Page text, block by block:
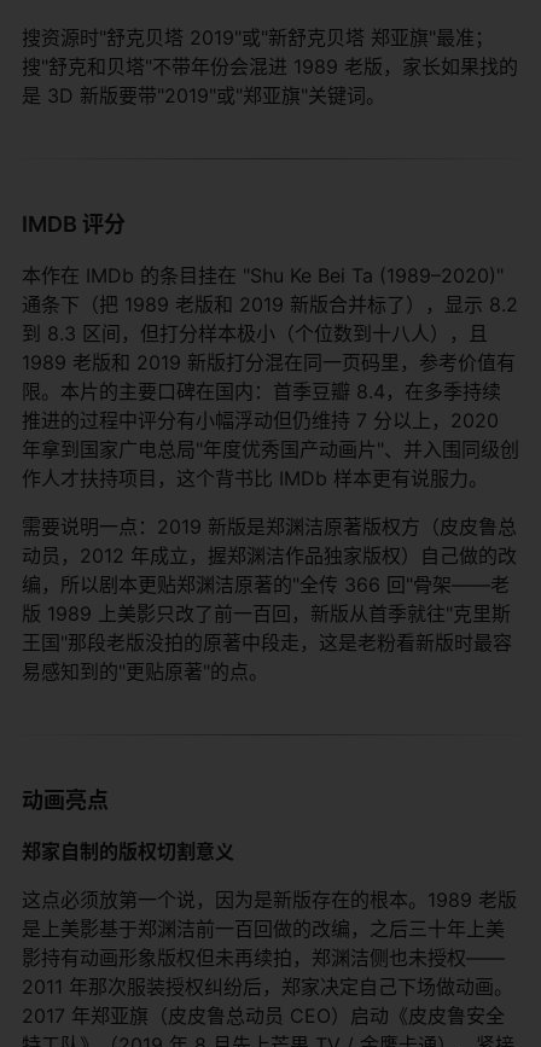
搜资源时"舒克贝塔 2019"或"新舒克贝塔 郑亚旗"最准；
搜"舒克和贝塔"不带年份会混进 1989 老版，家长如果找的
是 3D 新版要带"2019"或"郑亚旗"关键词。
IMDB 评分
本作在 IMDb 的条目挂在 "Shu Ke Bei Ta (1989–2020)"
通条下（把 1989 老版和 2019 新版合并标了），显示 8.2
到 8.3 区间，但打分样本极小（个位数到十八人），且
1989 老版和 2019 新版打分混在同一页码里，参考价值有
限。本片的主要口碑在国内：首季豆瓣 8.4，在多季持续
推进的过程中评分有小幅浮动但仍维持 7 分以上，2020
年拿到国家广电总局"年度优秀国产动画片"、并入围同级创
作人才扶持项目，这个背书比 IMDb 样本更有说服力。
需要说明一点：2019 新版是郑渊洁原著版权方（皮皮鲁总
动员，2012 年成立，握郑渊洁作品独家版权）自己做的改
编，所以剧本更贴郑渊洁原著的"全传 366 回"骨架——老
版 1989 上美影只改了前一百回，新版从首季就往"克里斯
王国"那段老版没拍的原著中段走，这是老粉看新版时最容
易感知到的"更贴原著"的点。
动画亮点
郑家自制的版权切割意义
这点必须放第一个说，因为是新版存在的根本。1989 老版
是上美影基于郑渊洁前一百回做的改编，之后三十年上美
影持有动画形象版权但未再续拍，郑渊洁侧也未授权——
2011 年那次服装授权纠纷后，郑家决定自己下场做动画。
2017 年郑亚旗（皮皮鲁总动员 CEO）启动《皮皮鲁安全